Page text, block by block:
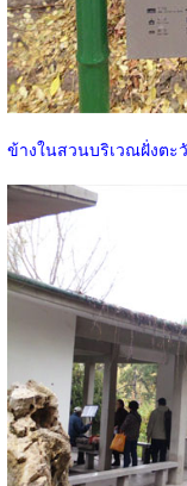
ข้างในสวนบริเวณฝั่งตะ